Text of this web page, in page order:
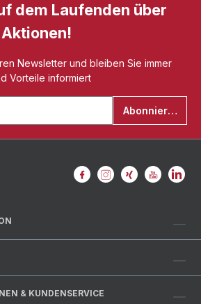
dem Laufenden über
Newsletter und bleiben Sie immer
Vorteile informiert
Abonnieren
& KUNDENSERVICE